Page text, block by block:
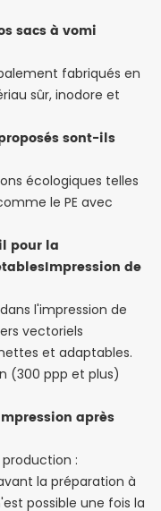
sacs à vomi
fabriqués en
sûr, inodore et
sont-ils
écologiques telles
le PE avec
pour la
Impression de
l'impression de
vectoriels
et adaptables.
(300 ppp et plus)
après
:
la préparation à
possible une fois la